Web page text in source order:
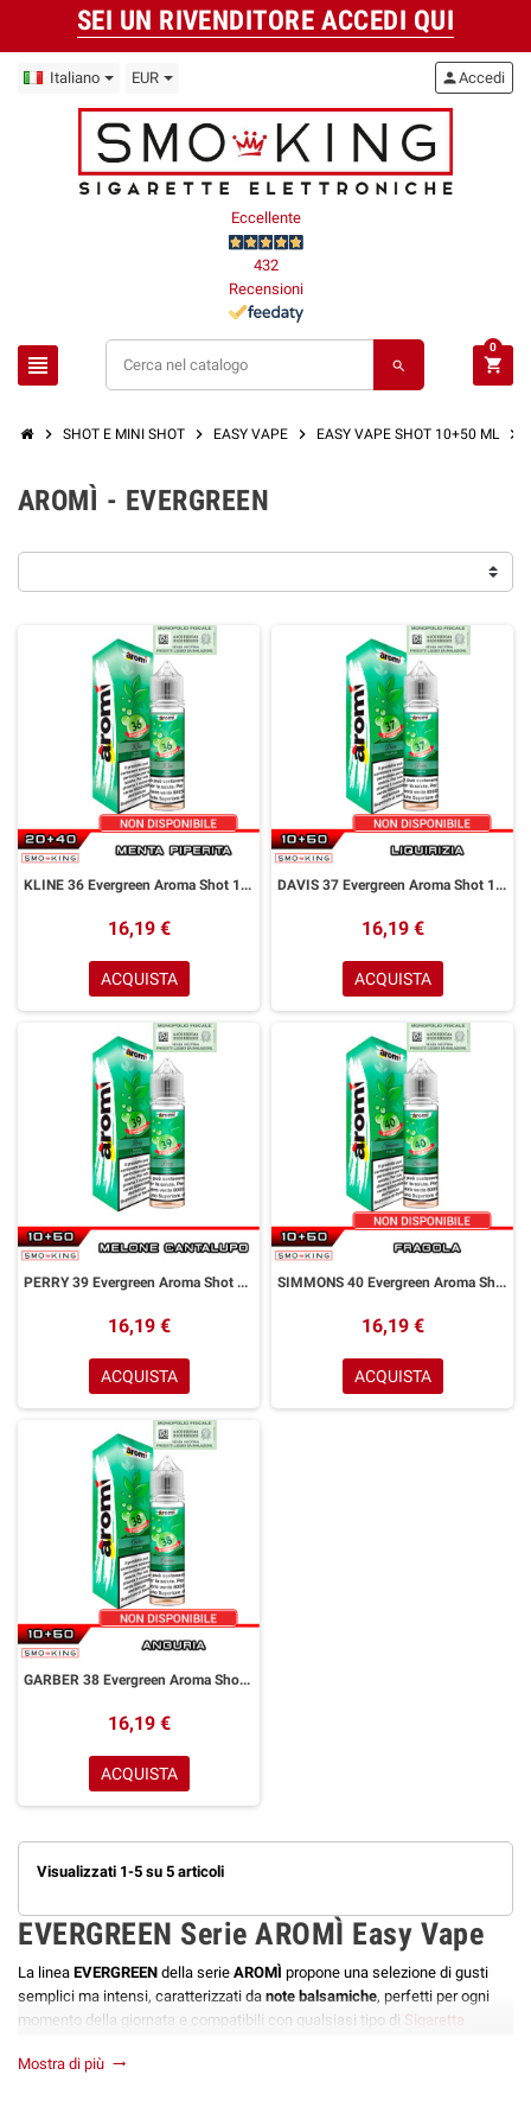
SEI UN RIVENDITORE ACCEDI QUI
Italiano EUR
Eccellente
432
Recensioni
view_headline search
personAccedi
shopping_cart
0
chevron_right SHOT E MINI SHOT chevron_right EASY VAPE chevron_right EASY VAPE SHOT 10+50 ML chevron_right
AROMÌ - EVERGREEN
KLINE 36 Evergreen Aroma Shot 10+50 ml Aromì by Easy Vape Menta Piperita
16,19 €
ACQUISTA
DAVIS 37 Evergreen Aroma Shot 10+50 ml Aromì by Easy Vape Liquirizia
16,19 €
ACQUISTA
PERRY 39 Evergreen Aroma Shot 10+50 ml Aromì by Easy Vape Melone Cantalupo
16,19 €
ACQUISTA
SIMMONS 40 Evergreen Aroma Shot 10+50 ml Aromì by Easy Vape Fragola
16,19 €
ACQUISTA
GARBER 38 Evergreen Aroma Shot 10+50 ml Aromì by Easy Vape Anguria
16,19 €
ACQUISTA
Visualizzati 1-5 su 5 articoli
EVERGREEN Serie AROMÌ Easy Vape
La linea EVERGREEN della serie AROMÌ propone una selezione di gusti
semplici ma intensi, caratterizzati da note balsamiche, perfetti per ogni
momento della giornata e compatibili con qualsiasi tipo di Sigaretta
Mostra di più trending_flat